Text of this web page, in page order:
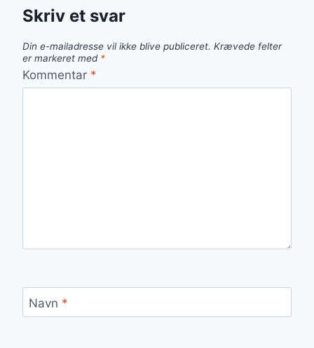
Skriv et svar
Din e-mailadresse vil ikke blive publiceret. Krævede felter
er markeret med *
Kommentar *
Navn *